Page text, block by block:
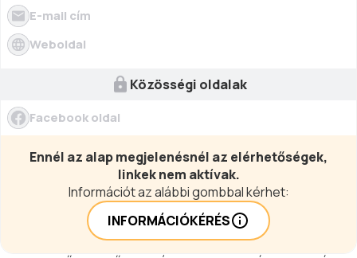
E-mail cím
Weboldal
Közösségi oldalak
Facebook oldal
Ennél az alap megjelenésnél az elérhetőségek,
linkek nem aktívak.
Információt az alábbi gombbal kérhet:
INFORMÁCIÓKÉRÉS